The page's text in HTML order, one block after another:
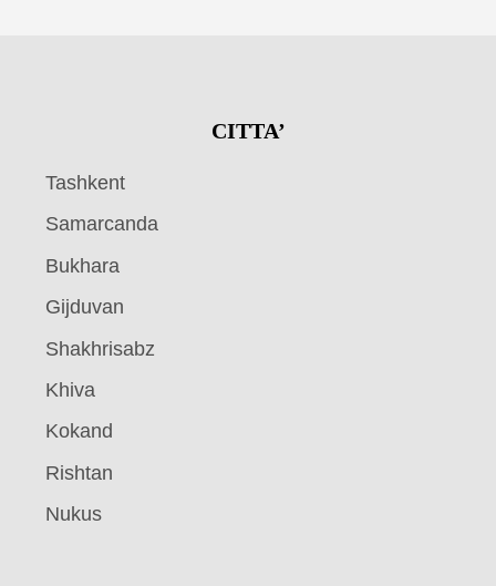
CITTA’
Tashkent
Samarcanda
Bukhara
Gijduvan
Shakhrisabz
Khiva
Kokand
Rishtan
Nukus